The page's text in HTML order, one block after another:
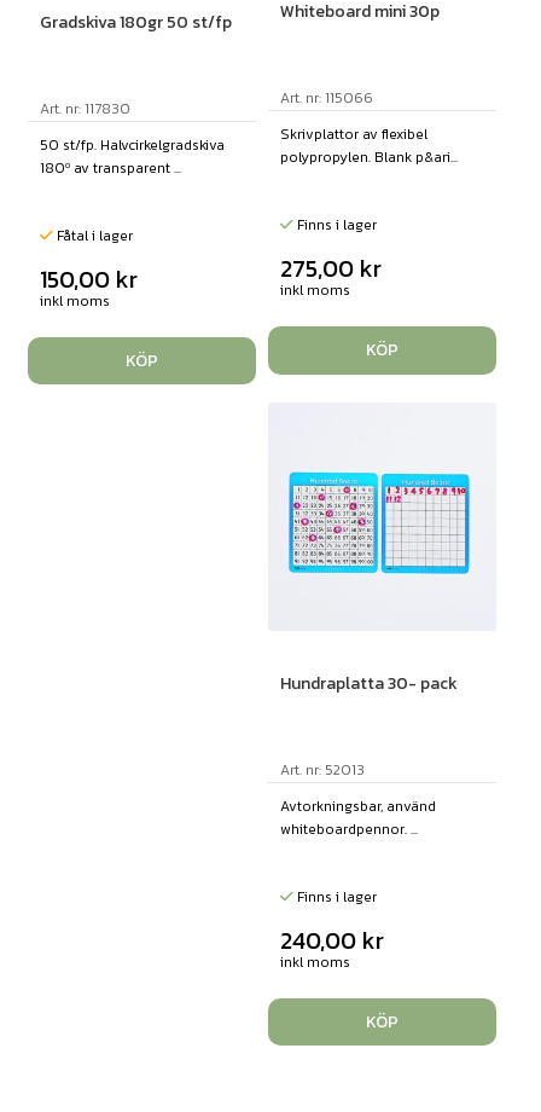
Gradskiva 180gr 50 st/fp
Art. nr: 117830
50 st/fp. Halvcirkelgradskiva
180º av transparent ...
Fåtal i lager
150,00 kr
inkl moms
KÖP
Whiteboard mini 30p
Art. nr: 115066
Skrivplattor av flexibel
polypropylen. Blank p&ari...
Finns i lager
275,00 kr
inkl moms
KÖP
Hundraplatta 30- pack
Art. nr: 52013
Avtorkningsbar, använd
whiteboardpennor. ...
Finns i lager
240,00 kr
inkl moms
KÖP